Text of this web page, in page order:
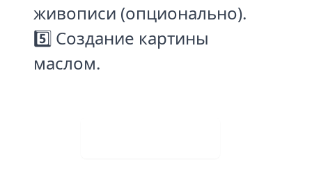
живописи (опционально).
5️⃣ Создание картины
маслом.